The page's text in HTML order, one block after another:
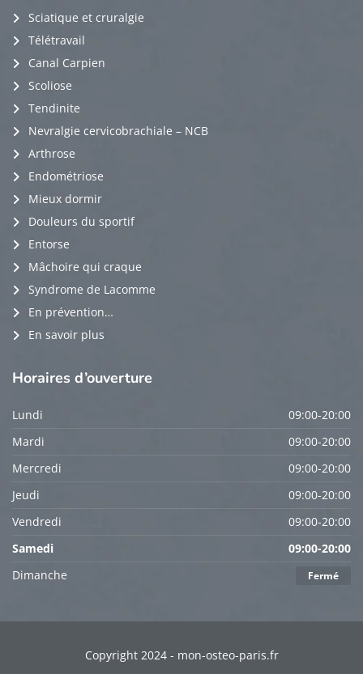
Sciatique et cruralgie
Télétravail
Canal Carpien
Scoliose
Tendinite
Nevralgie cervicobrachiale – NCB
Arthrose
Endométriose
Mieux dormir
Douleurs du sportif
Entorse
Mâchoire qui craque
Syndrome de Lacomme
En prévention…
En savoir plus
Horaires d’ouverture
Lundi
09:00-20:00
Mardi
09:00-20:00
Mercredi
09:00-20:00
Jeudi
09:00-20:00
Vendredi
09:00-20:00
Samedi
09:00-20:00
Dimanche
Fermé
Copyright 2024 - mon-osteo-paris.fr